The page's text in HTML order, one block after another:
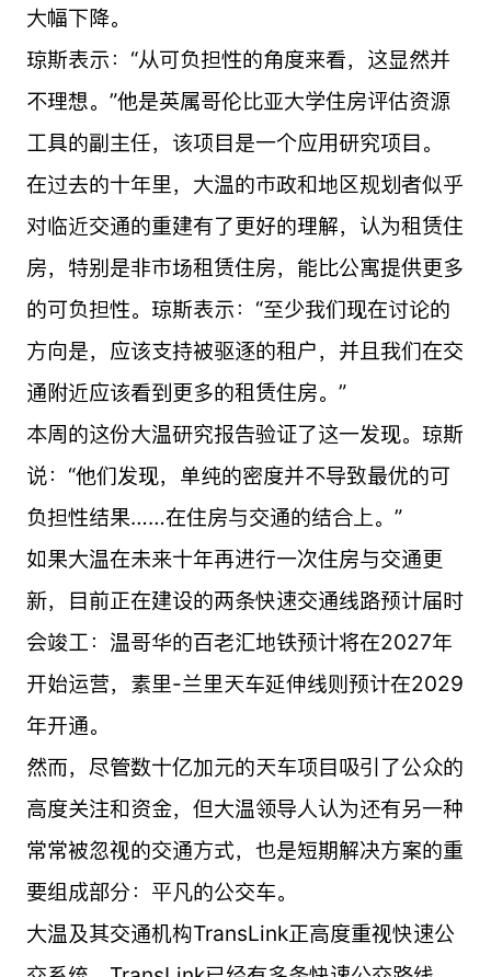
大幅下降。
琼斯表示：“从可负担性的角度来看，这显然并
不理想。”他是英属哥伦比亚大学住房评估资源
工具的副主任，该项目是一个应用研究项目。
在过去的十年里，大温的市政和地区规划者似乎
对临近交通的重建有了更好的理解，认为租赁住
房，特别是非市场租赁住房，能比公寓提供更多
的可负担性。琼斯表示：“至少我们现在讨论的
方向是，应该支持被驱逐的租户，并且我们在交
通附近应该看到更多的租赁住房。”
本周的这份大温研究报告验证了这一发现。琼斯
说：“他们发现，单纯的密度并不导致最优的可
负担性结果……在住房与交通的结合上。”
如果大温在未来十年再进行一次住房与交通更
新，目前正在建设的两条快速交通线路预计届时
会竣工：温哥华的百老汇地铁预计将在2027年
开始运营，素里-兰里天车延伸线则预计在2029
年开通。
然而，尽管数十亿加元的天车项目吸引了公众的
高度关注和资金，但大温领导人认为还有另一种
常常被忽视的交通方式，也是短期解决方案的重
要组成部分：平凡的公交车。
大温及其交通机构TransLink正高度重视快速公